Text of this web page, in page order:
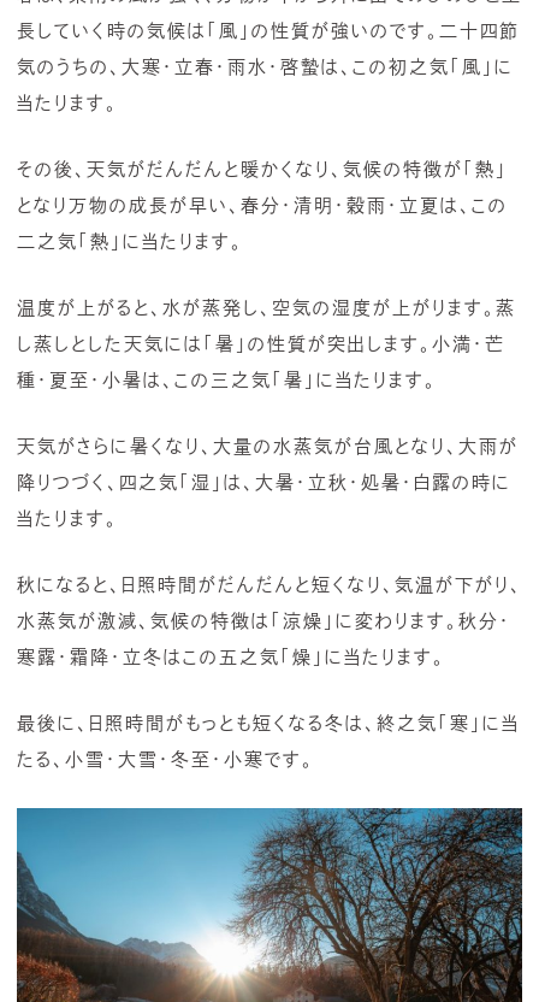
長していく時の気候は「風」の性質が強いのです。二十四節
気のうちの、大寒・立春・雨水・啓蟄は、この初之気「風」に
当たります。
その後、天気がだんだんと暖かくなり、気候の特徴が「熱」
となり万物の成長が早い、春分・清明・穀雨・立夏は、この
二之気「熱」に当たります。
温度が上がると、水が蒸発し、空気の湿度が上がります。蒸
し蒸しとした天気には「暑」の性質が突出します。小満・芒
種・夏至・小暑は、この三之気「暑」に当たります。
天気がさらに暑くなり、大量の水蒸気が台風となり、大雨が
降りつづく、四之気「湿」は、大暑・立秋・処暑・白露の時に
当たります。
秋になると、日照時間がだんだんと短くなり、気温が下がり、
水蒸気が激減、気候の特徴は「涼燥」に変わります。秋分・
寒露・霜降・立冬はこの五之気「燥」に当たります。
最後に、日照時間がもっとも短くなる冬は、終之気「寒」に当
たる、小雪・大雪・冬至・小寒です。